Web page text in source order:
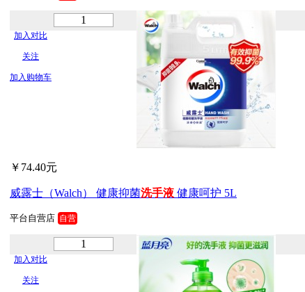
加入对比
关注
加入购物车
￥74.40元
威露士（Walch） 健康抑菌洗手液 健康呵护 5L
平台自营店 自营
加入对比
关注